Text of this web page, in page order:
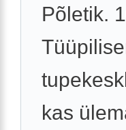
Põletik.
kas